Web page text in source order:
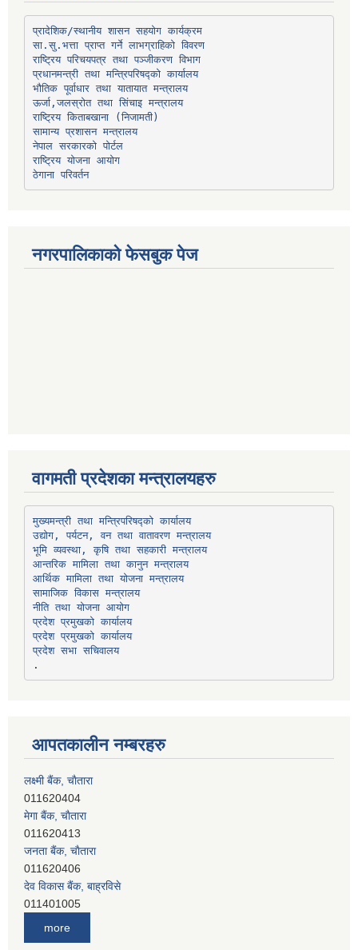
प्रादेशिक/स्थानीय शासन सहयोग कार्यक्रम
सा.सु.भत्ता प्राप्त गर्ने लाभग्राहिको विवरण
राष्ट्रिय परिचयपत्र तथा पञ्‍जीकरण विभाग
प्रधानमन्त्री तथा मन्त्रिपरिषद्को कार्यालय
भौतिक पूर्वाधार तथा यातायात मन्त्रालय
ऊर्जा,जलस्रोत तथा सिंचाइ मन्त्रालय
सामान्य प्रशासन मन्त्रालय
नेपाल सरकारको पोर्टल
राष्ट्रिय योजना आयोग
ठेगाना परिवर्तन
नगरपालिकाको फेसबुक पेज
वागमती प्रदेशका मन्त्रालयहरु
मुख्यमन्त्री तथा मन्त्रिपरिषद्को कार्यालय
उद्योग, पर्यटन, वन तथा वातावरण मन्त्रालय
भूमि व्यवस्था, कृषि तथा सहकारी मन्त्रालय
आन्तरिक मामिला तथा कानुन मन्त्रालय
आर्थिक मामिला तथा योजना मन्त्रालय
सामाजिक विकास मन्त्रालय
नीति तथा योजना आयोग
प्रदेश प्रमुखको कार्यालय
प्रदेश प्रमुखको कार्यालय
प्रदेश सभा सचिवालय
आपतकालीन नम्बरहरु
011620404
मेगा बैंक, चाैतारा
011620413
जनता बैंक, चाैतारा
011620406
देव विकास बैंक, बाह्रविसे
011401005
देव विकास बैंक, जलविरे
011403051
सिभिल बैंक, मेलम्ची
more